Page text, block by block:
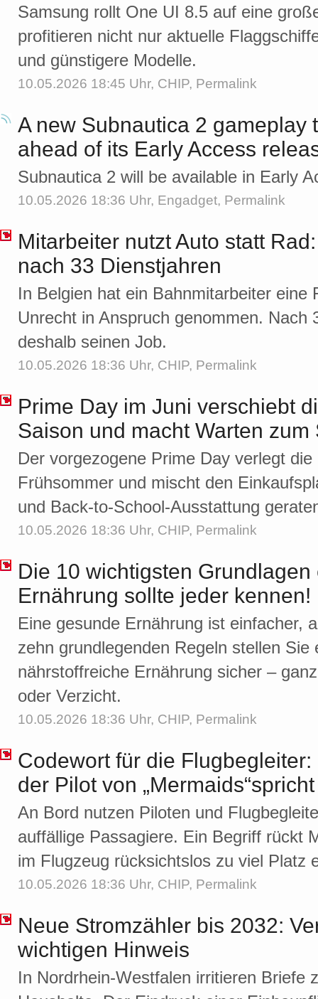
Samsung rollt One UI 8.5 auf eine
profitieren nicht nur aktuelle
und günstigere Modelle.
10.05.2026 18:45 Uhr, CHIP, Permalink
A new Subnautica 2 gameplay
ahead of its Early Access
Subnautica 2 will be available in Early
10.05.2026 18:36 Uhr, Engadget, Permalink
Mitarbeiter nutzt Auto statt
nach 33 Dienstjahren
In Belgien hat ein Bahnmitarbeiter eine
Unrecht in Anspruch genommen. Nach
deshalb seinen Job.
10.05.2026 18:36 Uhr, CHIP, Permalink
Prime Day im Juni verschiebt
Saison und macht Warten zum
Der vorgezogene Prime Day verlegt
Frühsommer und mischt den
und Back-to-School-Ausstattung
10.05.2026 18:36 Uhr, CHIP, Permalink
Die 10 wichtigsten
Ernährung sollte jeder kennen!
Eine gesunde Ernährung ist einfacher,
zehn grundlegenden Regeln stellen Sie
nährstoffreiche Ernährung sicher –
oder Verzicht.
10.05.2026 18:36 Uhr, CHIP, Permalink
Codewort für die
der Pilot von „Mermaids“spricht
An Bord nutzen Piloten und
auffällige Passagiere. Ein Begriff rückt
im Flugzeug rücksichtslos zu viel Platz
10.05.2026 18:36 Uhr, CHIP, Permalink
Neue Stromzähler bis 2032:
wichtigen Hinweis
In Nordrhein-Westfalen irritieren Briefe